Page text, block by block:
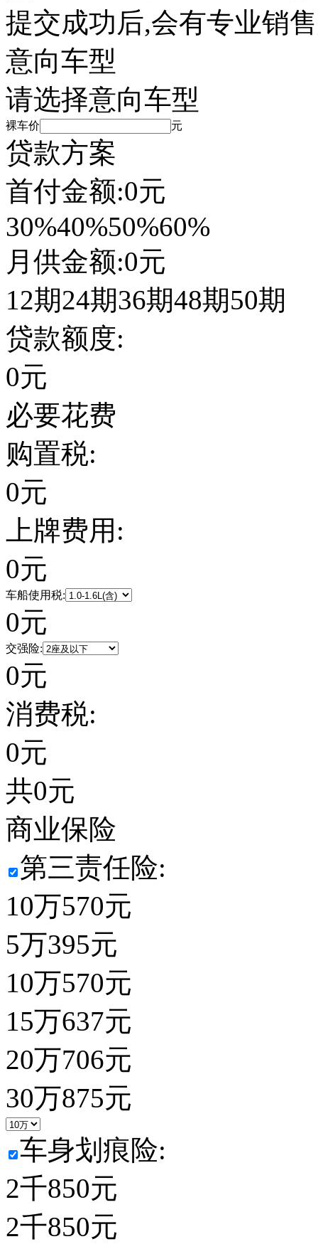
提交成功后,会有专业销
意向车型
请选择意向车型
裸车价 元
贷款方案
首付金额:0元
30%40%50%60%
月供金额:0元
12期24期36期48期50期
贷款额度:
0元
必要花费
购置税:
0元
上牌费用:
0元
车船使用税:
0元
交强险:
0元
消费税:
0元
共0元
商业保险
第三责任险:
10万570元
5万395元
10万570元
15万637元
20万706元
30万875元
车身划痕险:
2千850元
2千850元